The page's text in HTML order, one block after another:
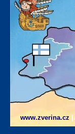
www.zverina.cz